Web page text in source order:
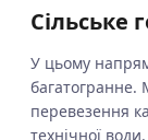
Сільське
У цьому
багатогранне.
перевезення
технічної води.